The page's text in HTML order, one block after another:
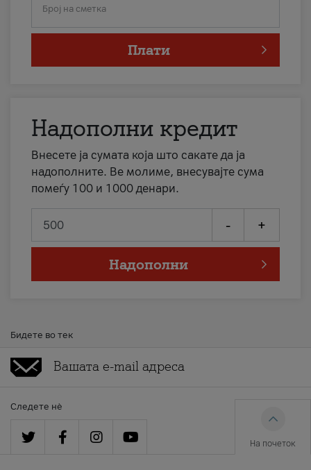
Број на сметка
Плати
Надополни кредит
Внесете ја сумата која што сакате да ја
надополните. Ве молиме, внесувајте сума
помеѓу 100 и 1000 денари.
- +
Надополни
Бидете во тек
Следете нè
На почеток